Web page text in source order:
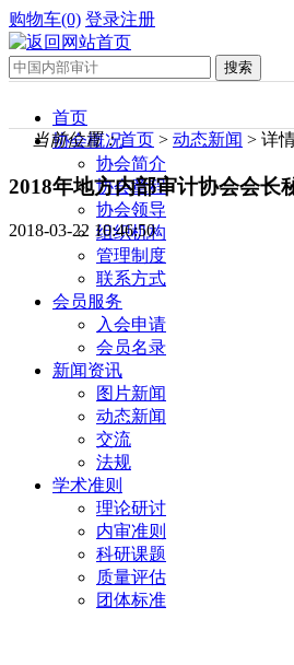
购物车(0) 登录注册
首页
协会概况
协会简介
协会章程
协会领导
组织机构
管理制度
联系方式
会员服务
入会申请
会员名录
新闻资讯
图片新闻
动态新闻
交流
法规
学术准则
理论研讨
内审准则
科研课题
质量评估
团体标准
当前位置：首页 > 动态新闻 > 详
2018年地方内部审计协会会
2018-03-22 10:46:50